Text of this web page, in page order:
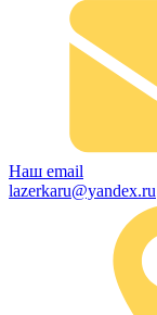
Наш email
lazerkaru@yandex.ru